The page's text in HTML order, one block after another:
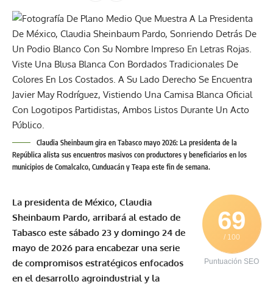
Claudia Sheinbaum gira en Tabasco mayo 2026: La presidenta de la
República alista sus encuentros masivos con productores y beneficiarios en los
municipios de Comalcalco, Cunduacán y Teapa este fin de semana.
69
/ 100
Puntuación SEO
La presidenta de México, Claudia
Sheinbaum Pardo, arribará al estado de
Tabasco este sábado 23 y domingo 24 de
mayo de 2026 para encabezar una serie
de compromisos estratégicos enfocados
en el desarrollo agroindustrial y la